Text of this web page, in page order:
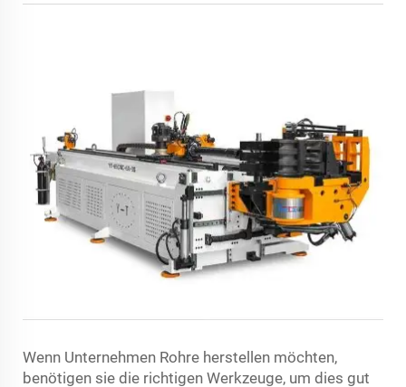
Wenn Unternehmen Rohre herstellen möchten,
benötigen sie die richtigen Werkzeuge, um dies gut